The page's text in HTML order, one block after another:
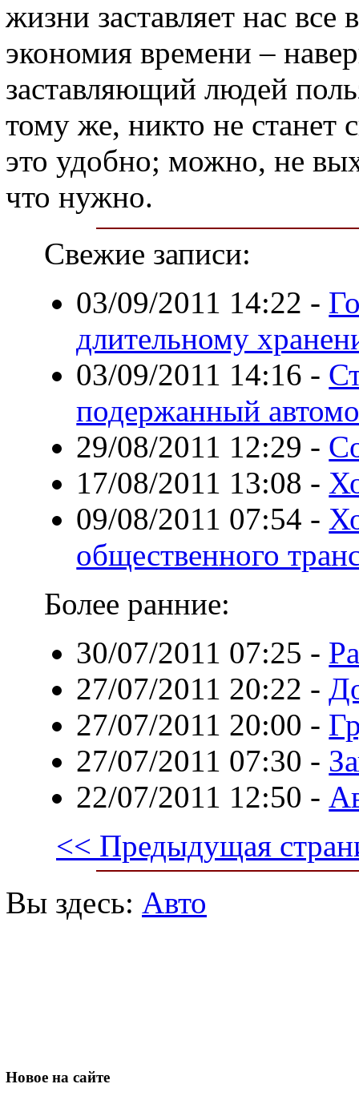
жизни заставляет нас
экономия времени –
заставляющий людей
тому же, никто не станет
это удобно; можно, не
что нужно.
Свежие записи:
03/09/2011 14:22 -
длительному
03/09/2011 14:16 -
подержанный
29/08/2011 12:29 -
17/08/2011 13:08 -
09/08/2011 07:54 -
общественного
Более ранние:
30/07/2011 07:25 -
27/07/2011 20:22 -
27/07/2011 20:00 -
27/07/2011 07:30 -
22/07/2011 12:50 -
<< Предыдущая
Вы здесь: Авто
Новое на сайте